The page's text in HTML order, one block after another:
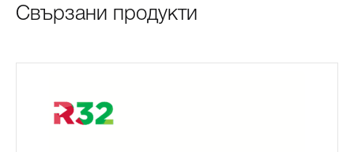
Свързани продукти